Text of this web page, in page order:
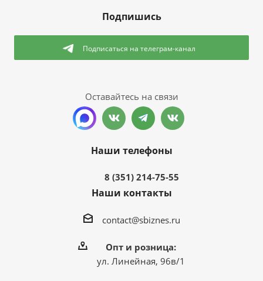
Подпишись
Подписаться на телеграм-канал
Оставайтесь на связи
Наши телефоны
8 (351) 214-75-55
Наши контакты
contact@sbiznes.ru
Опт и розница:
ул. Линейная, 96в/1